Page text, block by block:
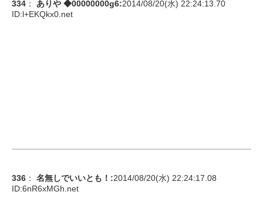
334 ： ありや ◆00000000g6:2014/08/20(水) 22:24:13.70
ID:l+EKQkx0.net
336 ： 名無しでいいとも！ :2014/08/20(水) 22:24:17.08
ID:6nR6xMGh.net